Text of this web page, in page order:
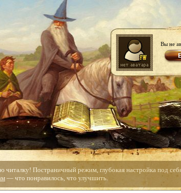
Вы не
читалку! Постраничный режим, глубокая настройка под
— что понравилось, что улучшить.